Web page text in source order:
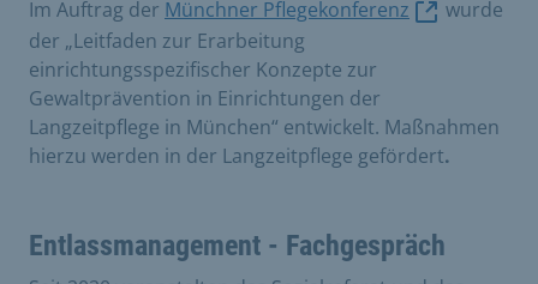
Im Auftrag der Münchner Pflegekonferenz
wurde
der „Leitfaden zur Erarbeitung
einrichtungsspezifischer Konzepte zur
Gewaltprävention in Einrichtungen der
Langzeitpflege in München“ entwickelt. Maßnahmen
hierzu werden in der Langzeitpflege gefördert.
Entlassmanagement - Fachgespräch